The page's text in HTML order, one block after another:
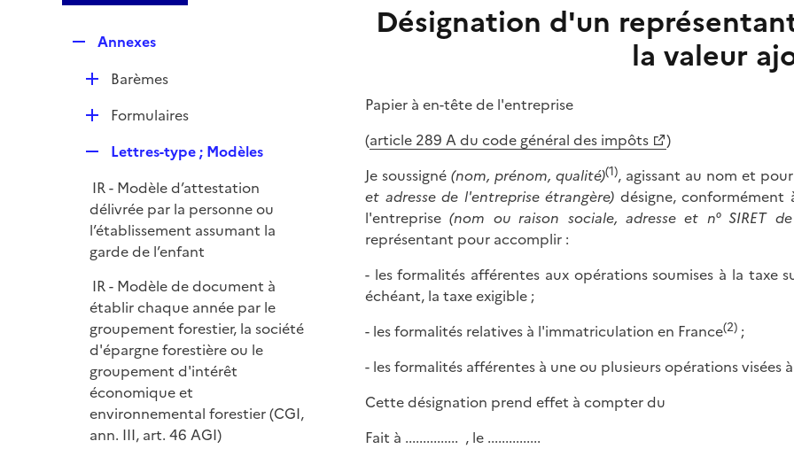
p
l
i
e
Annexes
D
e
r
Barèmes
D
l
i
e
r
Formulaires
p
l
i
e
r
Lettres-type ; Modèles
IR - Modèle d’attestation
délivrée par la personne ou
l’établissement assumant la
garde de l’enfant
IR - Modèle de document à
établir chaque année par le
groupement forestier, la société
d'épargne forestière ou le
groupement d'intérêt
économique et
environnemental forestier (CGI,
ann. III, art. 46 AGI)
Désignation d'un
la valeur
Papier à en-tête de l'entreprise
(article 289 A du code général des impôts
)
Je soussigné (nom, prénom, qualité)(1), agissant au nom et
et adresse de l'entreprise étrangère) désigne, conformément
l'entreprise(nom ou raison sociale, adresse et n° SIRET
représentant pour accomplir :
- les formalités afférentes aux opérations soumises à la taxe
échéant, la taxe exigible ;
- les formalités relatives à l'immatriculation en France(2) ;
- les formalités afférentes à une ou plusieurs opérations visées
Cette désignation prend effet à compter du
Fait à ............... , le ...............